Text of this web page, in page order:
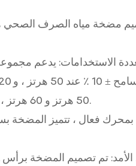
مضخة مياه الصرف الصحي